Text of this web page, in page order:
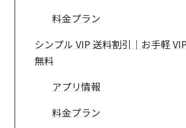
料金プラン
シンプル VIP 送料割引｜お手軽
無料
アプリ情報
料金プラン